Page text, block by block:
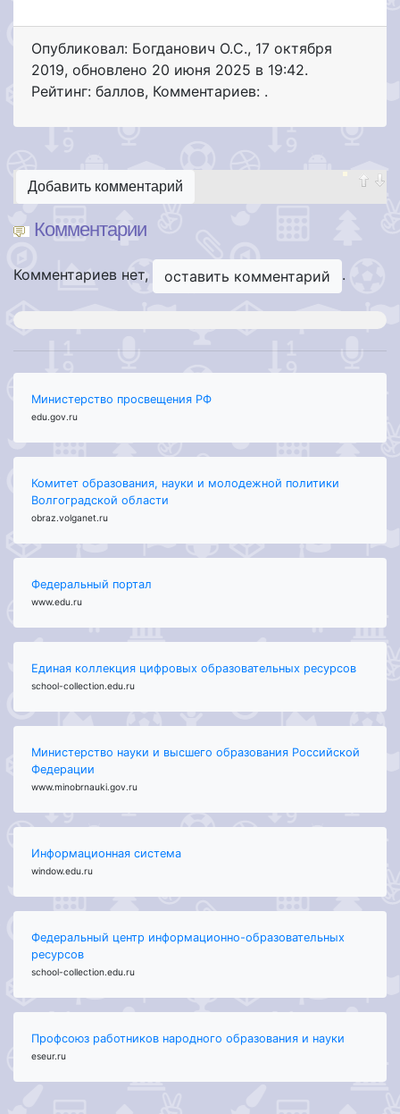
Опубликовал: Богданович О.С., 17 октября
2019, обновлено 20 июня 2025 в 19:42.
Рейтинг: баллов, Комментариев: .
Добавить комментарий
Комментарии
Комментариев нет, оставить комментарий .
Министерство просвещения РФ
edu.gov.ru
Комитет образования, науки и молодежной политики
Волгоградской области
obraz.volganet.ru
Федеральный портал
www.edu.ru
Единая коллекция цифровых образовательных ресурсов
school-collection.edu.ru
Министерство науки и высшего образования Российской
Федерации
www.minobrnauki.gov.ru
Информационная система
window.edu.ru
Федеральный центр информационно-образовательных
ресурсов
school-collection.edu.ru
Профсоюз работников народного образования и науки
eseur.ru